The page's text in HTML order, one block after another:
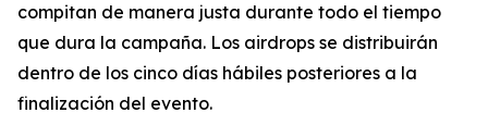
compitan de manera justa durante todo el tiempo
que dura la campaña. Los airdrops se distribuirán
dentro de los cinco días hábiles posteriores a la
finalización del evento.